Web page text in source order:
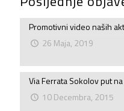
Promotivni video naših
26 Maja, 2019
Via Ferrata Sokolov put
10 Decembra, 2015